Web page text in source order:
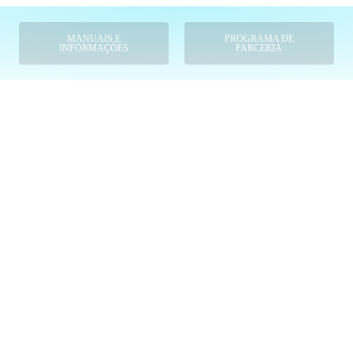
MANUAIS E
INFORMAÇÕES
PROGRAMA DE
PARCERIA